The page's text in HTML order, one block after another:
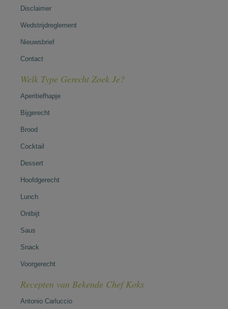
Disclaimer
Wedstrijdreglement
Nieuwsbrief
Contact
Welk Type Gerecht Zoek Je?
Aperitiefhapje
Bijgerecht
Brood
Cocktail
Dessert
Hoofdgerecht
Lunch
Ontbijt
Saus
Snack
Voorgerecht
Recepten van Bekende Chef Koks
Antonio Carluccio